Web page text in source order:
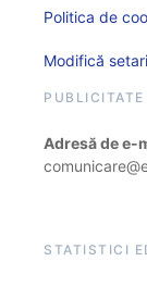
Politica de
Modifică
Adresă de e-
STATISTICI